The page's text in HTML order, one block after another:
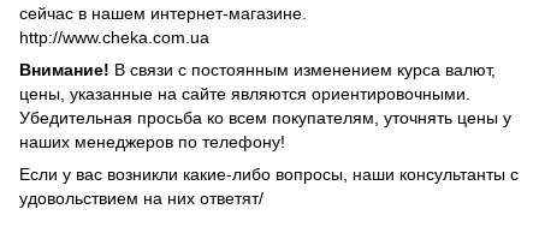
сейчас в нашем интернет-магазине.
http://www.cheka.com.ua
Внимание! В связи с постоянным изменением курса валют,
цены, указанные на сайте являются ориентировочными.
Убедительная просьба ко всем покупателям, уточнять цены у
наших менеджеров по телефону!
Если у вас возникли какие-либо вопросы, наши консультанты с
удовольствием на них ответят/